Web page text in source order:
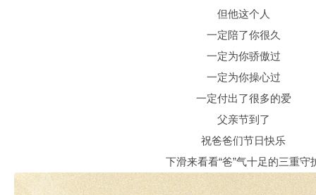
但他这个人
一定陪了你很久
一定为你骄傲过
一定为你操心过
一定付出了很多的爱
父亲节到了
祝爸爸们节日快乐
下滑来看看“爸”气十足的三重守